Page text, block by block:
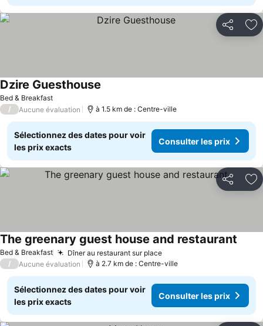
Partager
Bed & Breakfast
Dzire Guesthouse
/ Aucune évaluation à 1.5 km de : Centre-ville
Sélectionnez des dates pour voir
les prix exacts
Consulter les prix
Partager
Bed & Breakfast Dîner au restaurant sur placeConsulter les prix
The greenary guest house and restaurant
/ Aucune évaluation à 2.7 km de : Centre-ville
Sélectionnez des dates pour voir
les prix exacts
Consulter les prix